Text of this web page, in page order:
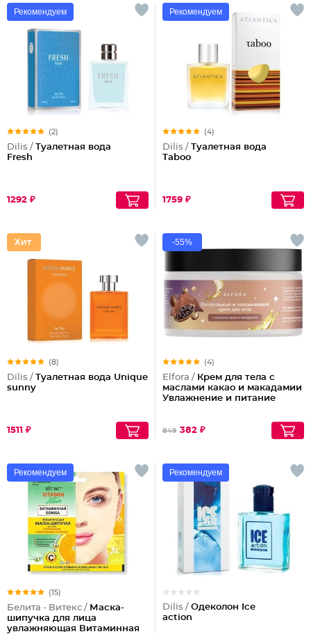
Рекомендуем
(2)
Dilis / Туалетная вода
Fresh
1292 ₽
Рекомендуем
(4)
Dilis / Туалетная вода
Taboo
1759 ₽
(8)
Dilis / Туалетная вода Unique
sunny
1511 ₽
-55%
(4)
Elfora / Крем для тела с
маслами какао и макадамии
Увлажнение и питание
849 382 ₽
Рекомендуем
(15)
Белита - Витекс / Маска-
шипучка для лица
увлажняющая Витаминная
Рекомендуем
Dilis / Одеколон Ice
action